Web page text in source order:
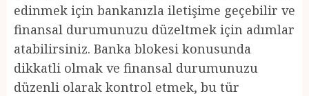
edinmek için bankanızla iletişime geçebilir ve
finansal durumunuzu düzeltmek için adımlar
atabilirsiniz. Banka blokesi konusunda
dikkatli olmak ve finansal durumunuzu
düzenli olarak kontrol etmek, bu tür